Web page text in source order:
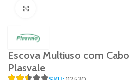
Escova Multiuso com
Plasvale